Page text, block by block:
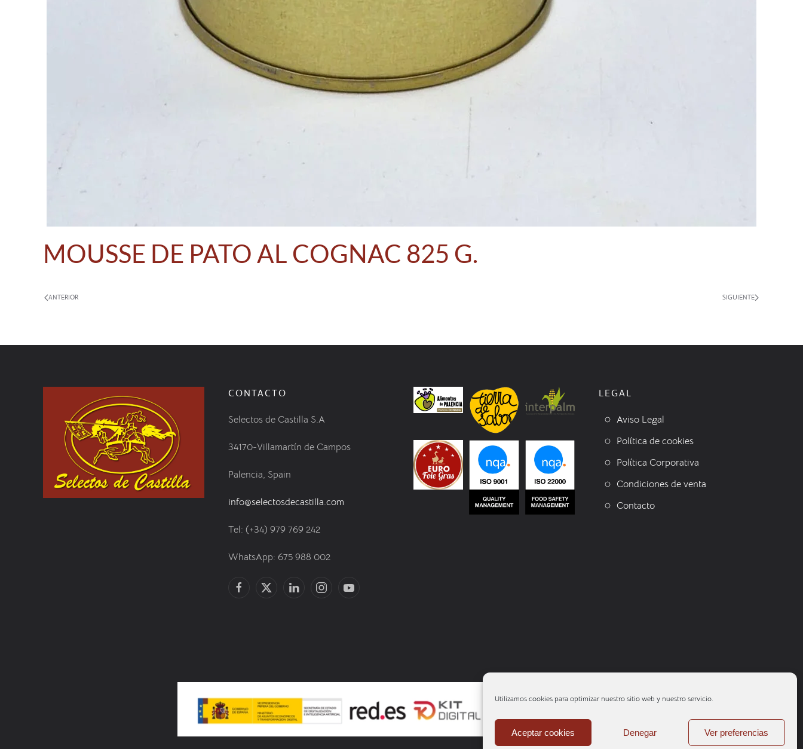
Utilizamos cookies para optimizar nuestro sitio web y nuestro servicio.
Aceptar cookies Denegar Ver preferencias
MOUSSE DE PATO AL COGNAC 825 G.
ANTERIOR SIGUIENTE
CONTACTO
Selectos de Castilla S.A
34170-Villamartín de Campos
Palencia, Spain
info@selectosdecastilla.com
Tel: (+34) 979 769 242
WhatsApp: 675 988 002
LEGAL
Aviso Legal
Política de cookies
Política Corporativa
Condiciones de venta
Contacto